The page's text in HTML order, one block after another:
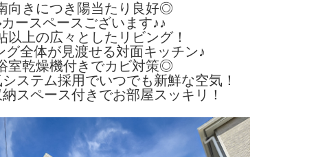
向きにつき陽当たり良好◎
ースペースございます♪♪
以上の広々としたリビング！
全体が見渡せる対面キッチン♪
室乾燥機付きでカビ対策◎
ステム採用でいつでも新鮮な空気！
スペース付きでお部屋スッキリ！